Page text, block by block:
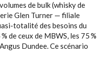
de bulk (whisky de
Glen Turner — filiale
totalité des besoins du
de ceux de MBWS, les 75 %
Dundee. Ce scénario